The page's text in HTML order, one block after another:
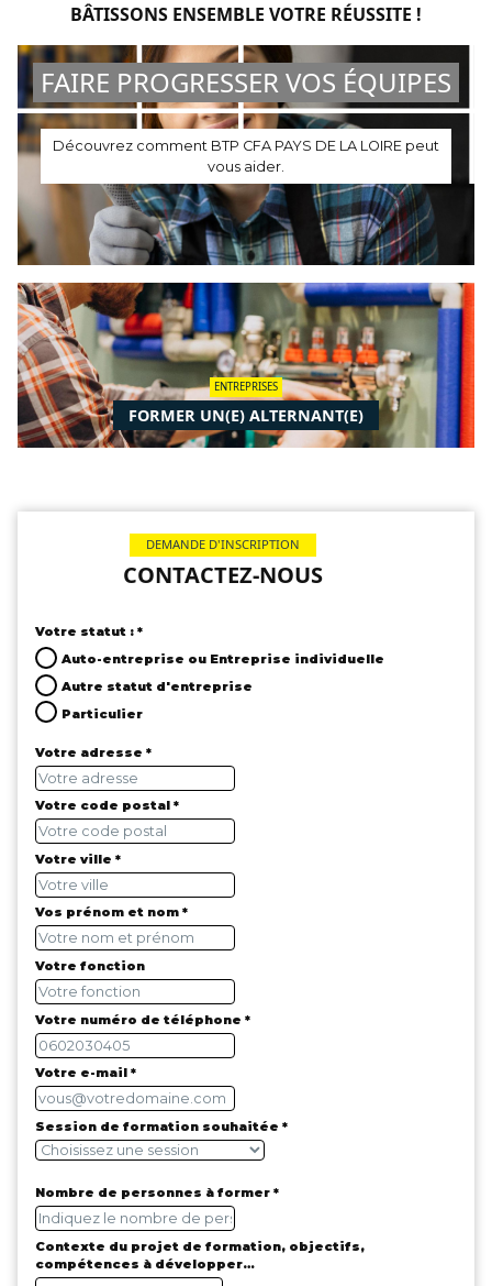
BÂTISSONS ENSEMBLE VOTRE RÉUSSITE !
FAIRE PROGRESSER VOS ÉQUIPES
Découvrez comment BTP CFA PAYS DE LA LOIRE peut
vous aider.
ENTREPRISES
FORMER UN(E) ALTERNANT(E)
DEMANDE D'INSCRIPTION
CONTACTEZ-NOUS
Votre statut : *
Auto-entreprise ou Entreprise individuelle
Autre statut d'entreprise
Particulier
Votre adresse *
Votre code postal *
Votre ville *
Vos prénom et nom *
Votre fonction
Votre numéro de téléphone *
Votre e-mail *
Session de formation souhaitée *
Nombre de personnes à former *
Contexte du projet de formation, objectifs,
compétences à développer…